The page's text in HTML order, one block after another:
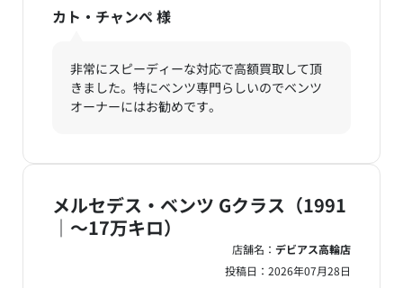
カト・チャンぺ 様
非常にスピーディーな対応で高額買取して頂
きました。特にベンツ専門らしいのでベンツ
オーナーにはお勧めです。
メルセデス・ベンツ Gクラス（1991
｜～17万キロ）
店舗名： デビアス高輪店
投稿日： 2026年07月28日